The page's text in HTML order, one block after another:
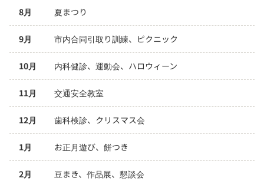
8月 夏まつり
9月 市内合同引取り訓練、ピクニック
10月 内科健診、運動会、ハロウィーン
11月 交通安全教室
12月 歯科検診、クリスマス会
1月 お正月遊び、餅つき
2月 豆まき、作品展、懇談会